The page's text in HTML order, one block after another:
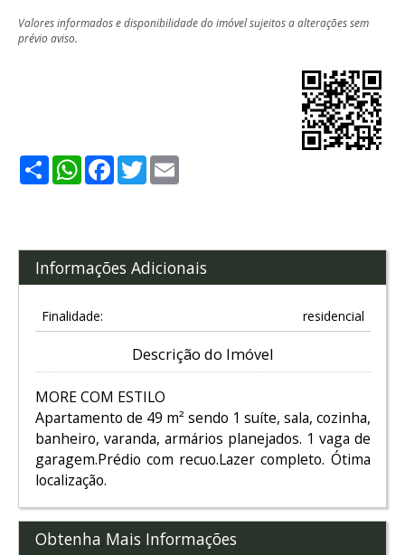
Valores informados e disponibilidade do imóvel sujeitos a alterações sem
prévio aviso.
ShareWhatsApp
Facebook
Twitter
Informações Adicionais
Finalidade: residencial
Descrição do Imóvel
MORE COM ESTILO
Apartamento de 49 m² sendo 1 suíte, sala, cozinha,
banheiro, varanda, armários planejados. 1 vaga de
garagem.Prédio com recuo.Lazer completo. Ótima
localização.
Obtenha Mais Informações